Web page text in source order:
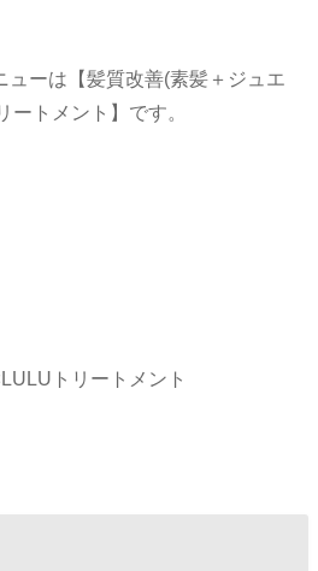
ューは【髪質改善(素髪＋ジュエ
ートメント】です。
トリートメント